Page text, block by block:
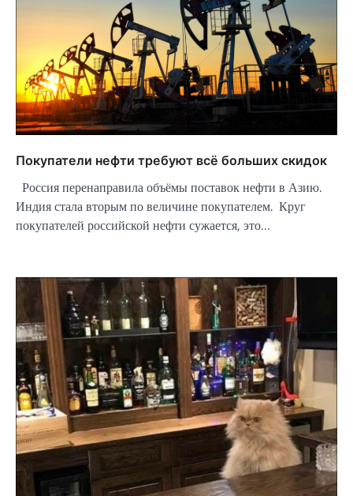
Покупатели нефти требуют всё больших скидок
Россия перенаправила объёмы поставок нефти в Азию.
Индия стала вторым по величине покупателем. Круг
покупателей российской нефти сужается, это…